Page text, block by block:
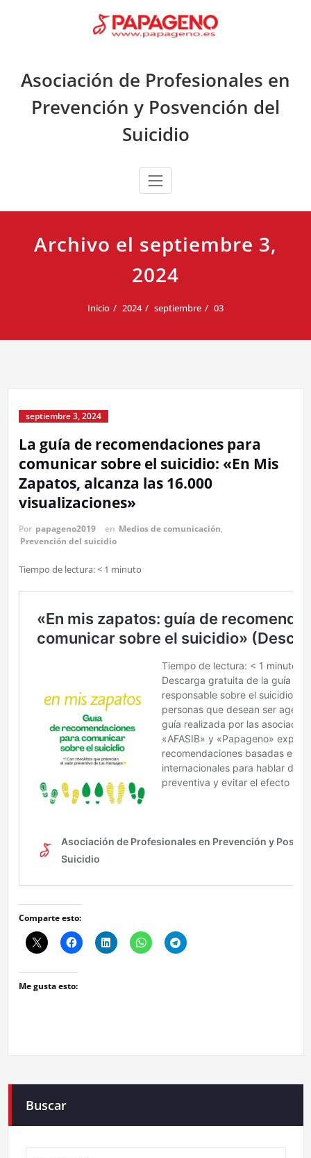
Asociación de Profesionales en
Prevención y Posvención del
Suicidio
Archivo el septiembre 3,
2024
Inicio 2024 septiembre 03
septiembre 3, 2024
La guía de recomendaciones para
comunicar sobre el suicidio: «En Mis
Zapatos, alcanza las 16.000
visualizaciones»
Por papageno2019 en Medios de comunicación,
Prevención del suicidio
Tiempo de lectura:< 1 minuto
Comparte esto:
Me gusta esto:
Buscar